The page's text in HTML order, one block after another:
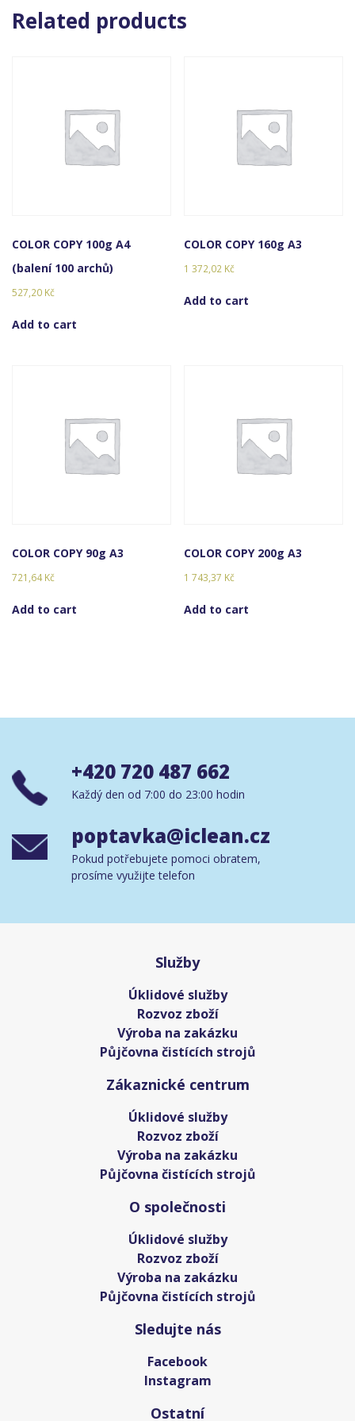
Related products
COLOR COPY 100g A4
(balení 100 archů)
527,20 Kč
Add to cart
COLOR COPY 160g A3
1 372,02 Kč
Add to cart
COLOR COPY 90g A3
721,64Kč
Add to cart
COLOR COPY 200g A3
1 743,37 Kč
Add to cart
+420 720 487 662
Každý den od 7:00 do 23:00 hodin
poptavka@iclean.cz
Pokud potřebujete pomoci obratem,
prosíme využijte telefon
Služby
Úklidové služby
Rozvoz zboží
Výroba na zakázku
Půjčovna čistících strojů
Zákaznické centrum
Úklidové služby
Rozvoz zboží
Výroba na zakázku
Půjčovna čistících strojů
O společnosti
Úklidové služby
Rozvoz zboží
Výroba na zakázku
Půjčovna čistících strojů
Sledujte nás
Facebook
Instagram
Ostatní